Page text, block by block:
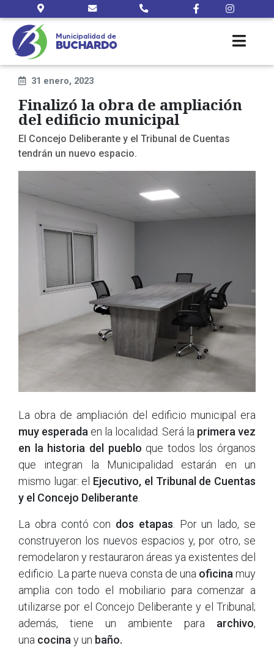
31 enero, 2023
Finalizó la obra de ampliación
del edificio municipal
El Concejo Deliberante y el Tribunal de Cuentas
tendrán un nuevo espacio.
La obra de ampliación del edificio municipal era
muy esperada en la localidad. Será la primera vez
en la historia del pueblo que todos los órganos
que integran la Municipalidad estarán en un
mismo lugar: el Ejecutivo, el Tribunal de Cuentas
y el Concejo Deliberante
La obra contó con dos etapas . Por un lado, se
construyeron los nuevos espacios y, por otro, se
remodelaron y restauraron áreas ya existentes del
edificio. La parte nueva consta de una oficina muy
amplia con todo el mobiliario para comenzar a
utilizarse por el Concejo Deliberante y el Tribunal;
además, tiene un ambiente para archivo,
una cocina yun baño.